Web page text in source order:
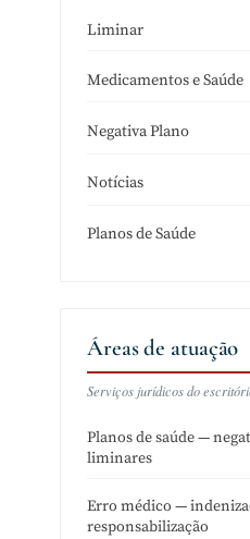
Liminar
Medicamentos e Saúde
Negativa Plano
Notícias
Planos de Saúde
Áreas de atuação
Serviços jurídicos do
Planos de saúde —
liminares
Erro médico —
responsabilização